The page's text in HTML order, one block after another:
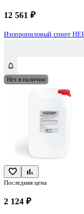
12 561 ₽
Изопропиловый спирт
Нет в наличии
Последняя цена
2 124 ₽